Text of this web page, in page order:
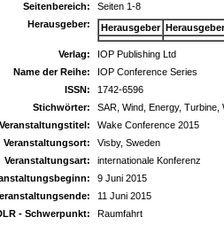
Seitenbereich:
Seiten 1-8
Herausgeber:
Herausgeber
Verlag:
IOP Publishing Ltd
Name der Reihe:
IOP Conference Series
ISSN:
1742-6596
Stichwörter:
SAR, Wind, Energy, Turbine,
Veranstaltungstitel:
Wake Conference 2015
Veranstaltungsort:
Visby, Sweden
Veranstaltungsart:
internationale Konferenz
9 Juni 2015
11 Juni 2015
- Schwerpunkt:
Raumfahrt